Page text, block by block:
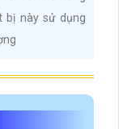
bị này sử dụng